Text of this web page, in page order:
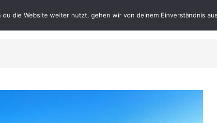
Datenschutz
du die Website weiter nutzt, gehen wir von deinem Einverständnis